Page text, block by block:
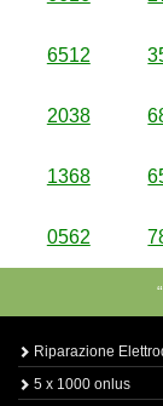
6512
2038
1368
0562
Riparazione
5 x 1000 onlus